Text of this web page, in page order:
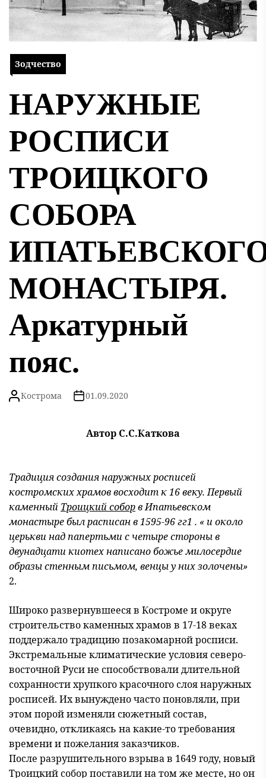
Зодчество
НАРУЖНЫЕ
РОСПИСИ
ТРОИЦКОГО
СОБОРА
МОНАСТЫРЯ.
Аркатурный
пояс.
Кострома 01.09.2020
Автор С.С.Каткова
Традиция создания наружных росписей
костромских храмов восходит к 16 веку. Первый
каменный Троицкий соборв Ипатьевском
монастыре был расписан в 1595-96 гг1 . « и около
церькви над папертьми с четыре стороны в
двунадцати киотех написано божье милосердие
образы стенным письмом, венцы у них золочены»
2.
Широко развернувшееся в Костроме и округе
строительство каменных храмов в 17-18 веках
поддержало традицию позакомарной росписи.
Экстремальные климатические условия северо-
восточной Руси не способствовали длительной
сохранности хрупкого красочного слоя наружных
росписей. Их вынуждено часто поновляли, при
этом порой изменяли сюжетный состав,
очевидно, откликаясь на какие-то требования
времени и пожелания заказчиков.
После разрушительного взрыва в 1649 году, новый
Троицкий собор поставили на том же месте, но он